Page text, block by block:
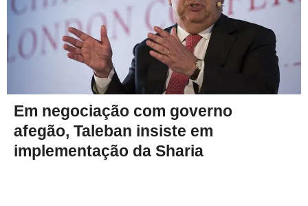
Em negociação com governo
afegão, Taleban insiste em
implementação da Sharia